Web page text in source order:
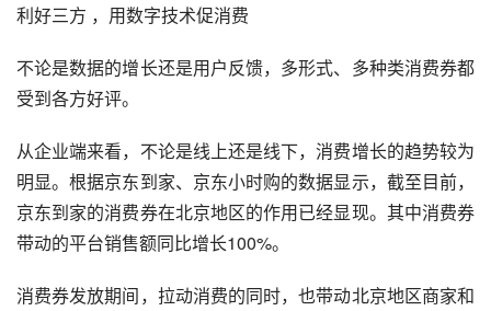
利好三方 ，用数字技术促消费
不论是数据的增长还是用户反馈，多形式、多种类消费券都
受到各方好评。
从企业端来看，不论是线上还是线下，消费增长的趋势较为
明显。根据京东到家、京东小时购的数据显示，截至目前，
京东到家的消费券在北京地区的作用已经显现。其中消费券
带动的平台销售额同比增长100%。
消费券发放期间，拉动消费的同时，也带动北京地区商家和